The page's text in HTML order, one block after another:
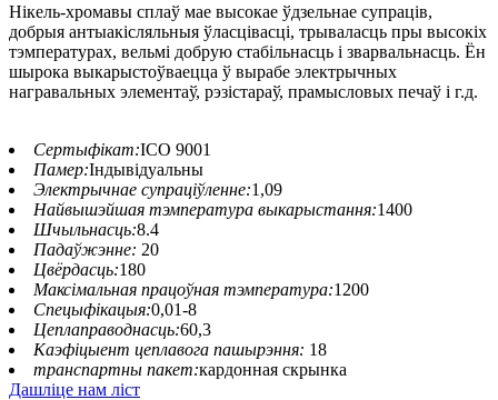
Нікель-хромавы сплаў мае высокае ўдзельнае супраців,
добрыя антыакісляльныя ўласцівасці, трываласць пры высокіх
тэмпературах, вельмі добрую стабільнасць і зварвальнасць. Ён
шырока выкарыстоўваецца ў вырабе электрычных
награвальных элементаў, рэзістараў, прамысловых печаў і г.д.
Сертыфікат:ІСО 9001
Памер:Індывідуальны
Электрычнае супраціўленне:1,09
Найвышэйшая тэмпература выкарыстання:1400
Шчыльнасць:8.4
Падаўжэнне: 20
Цвёрдасць:180
Максімальная працоўная тэмпература:1200
Спецыфікацыя:0,01-8
Цеплаправоднасць:60,3
Каэфіцыент цеплавога пашырэння: 18
транспартны пакет:кардонная скрынка
Дашліце нам ліст